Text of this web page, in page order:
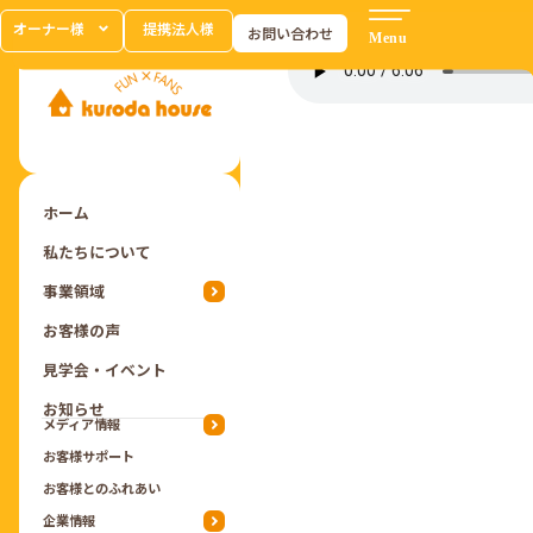
オーナー様 提携法人様 お問い合わせ
ホーム
私たちについて
事業領域
お客様の声
見学会・イベント
お知らせ
メディア情報
お客様サポート
お客様とのふれあい
企業情報